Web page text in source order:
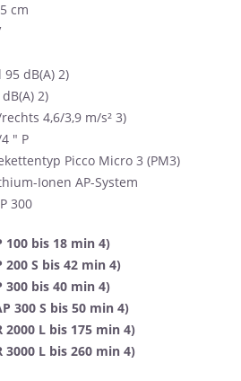
cm
dB(A) 2)
2)
4,6/3,9 m/s² 3)
" P
Picco Micro 3 (PM3)
Ionen AP-System
300
bis 18 min 4)
S bis 42 min 4)
bis 40 min 4)
300 S bis 50 min 4)
L bis 175 min 4)
L bis 260 min 4)